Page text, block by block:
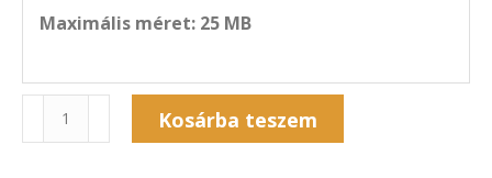
Maximális méret: 25 MB
Naptár
6F-
Kosárba teszem